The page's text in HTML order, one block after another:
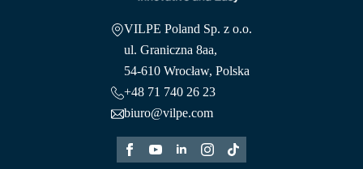
VILPE Poland Sp. z o.o.
ul. Graniczna 8aa,
54-610 Wrocław, Polska
+48 71 740 26 23
biuro@vilpe.com